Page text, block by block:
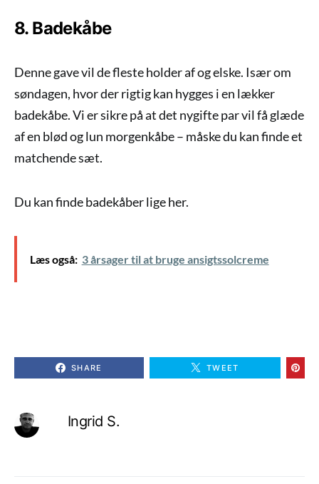
8. Badekåbe
Denne gave vil de fleste holder af og elske. Især om
søndagen, hvor der rigtig kan hygges i en lækker
badekåbe. Vi er sikre på at det nygifte par vil få glæde
af en blød og lun morgenkåbe – måske du kan finde et
matchende sæt.
Du kan finde badekåber lige her.
Læs også: 3 årsager til at bruge ansigtssolcreme
SHARE TWEET
Ingrid S.